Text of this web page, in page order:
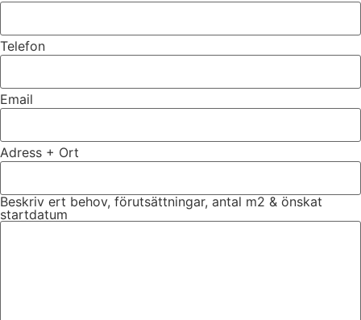
Telefon
Email
Adress + Ort
Beskriv ert behov, förutsättningar, antal m2 & önskat
startdatum